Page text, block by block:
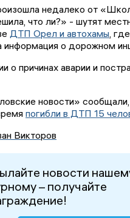
недалеко от
что ли?» - шутят
ДТП Орел и автохамы,
информация о дорожном
о причинах аварии и
новости» сообщали,
погибли в ДТП 15
Викторов
новости
– получайте